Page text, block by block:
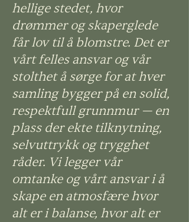
hellige stedet, hvor
drømmer og skaperglede
får lov til å blomstre. Det er
vårt felles ansvar og vår
stolthet å sørge for at hver
samling bygger på en solid,
respektfull grunnmur — en
plass der ekte tilknytning,
selvuttrykk og trygghet
råder. Vi legger vår
omtanke og vårt ansvar i å
skape en atmosfære hvor
alt er i balanse, hvor alt er